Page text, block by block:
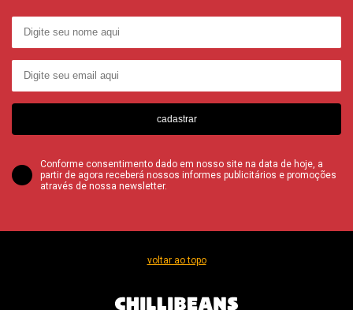
cadastrar
Conforme consentimento dado em nosso site na data de hoje, a
partir de agora receberá nossos informes publicitários e promoções
através de nossa newsletter.
voltar ao topo